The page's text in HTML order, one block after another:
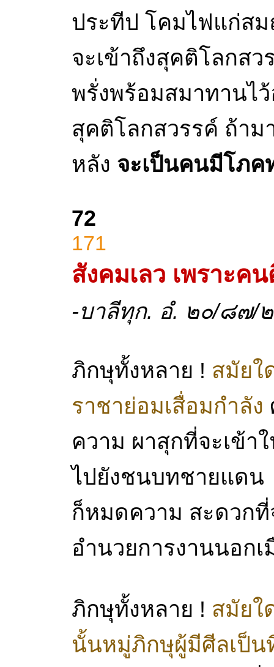
ประทีป โคมไฟแก่ส
จะเข้าถึงสุคติโลกสว
พรั่งพร้อมสมาทานไ
สุคติโลกสวรรค์ ถ้า
หลัง จะเป็นคนมีโภค
72
171
สังคมเลว เพราะค
-บาลีทุก. อํ. ๒๐/๘๗/
ภิกษุทั้งหลาย ! สมัยใ
ราชาย่อมเสื่อมกำลัง
ความ ผาสุกที่จะเข้
ไปยังชนบทชายแด
ก็หมดความ สะดวก
อำนวยการงานนอก
ภิกษุทั้งหลาย ! สมัยใ
นั้นหมู่ภิกษุผู้มีศีลเป็น